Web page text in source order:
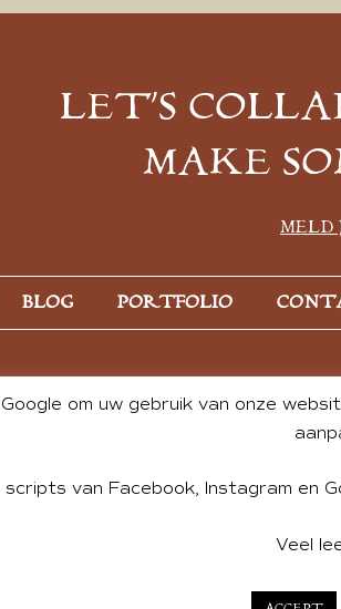
LET’S
MAKE
MELD
BLOG PORTFOLIO
& CONTENT BY ANDREA DE GROOT.
om uw gebruik van onze
van Facebook, Instagram en
Veel